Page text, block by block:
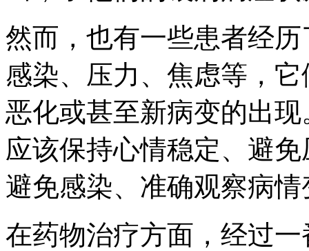
然而，也有一些患者经
感染、压力、焦虑等，
恶化或甚至新病变的出
应该保持心情稳定、避
避免感染、准确观察病
在药物治疗方面，经过